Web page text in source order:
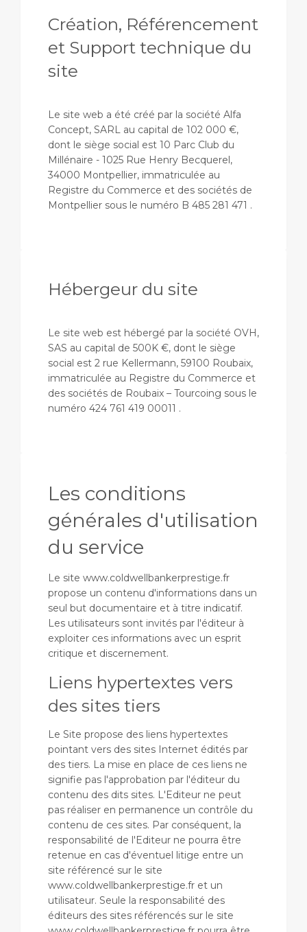
Création, Référencement
et Support technique du
site
Le site web a été créé par la société Alfa
Concept, SARL au capital de 102 000 €,
dont le siège social est 10 Parc Club du
Millénaire - 1025 Rue Henry Becquerel,
34000 Montpellier, immatriculée au
Registre du Commerce et des sociétés de
Montpellier sous le numéro B 485 281 471 .
Hébergeur du site
Le site web est hébergé par la société OVH,
SAS au capital de 500K €, dont le siège
social est 2 rue Kellermann, 59100 Roubaix,
immatriculée au Registre du Commerce et
des sociétés de Roubaix – Tourcoing sous le
numéro 424 761 419 00011 .
Les conditions
générales d'utilisation
du service
Le site www.coldwellbankerprestige.fr
propose un contenu d'informations dans un
seul but documentaire et à titre indicatif.
Les utilisateurs sont invités par l'éditeur à
exploiter ces informations avec un esprit
critique et discernement.
Liens hypertextes vers
des sites tiers
Le Site propose des liens hypertextes
pointant vers des sites Internet édités par
des tiers. La mise en place de ces liens ne
signifie pas l'approbation par l'éditeur du
contenu des dits sites. L'Editeur ne peut
pas réaliser en permanence un contrôle du
contenu de ces sites. Par conséquent, la
responsabilité de l'Editeur ne pourra être
retenue en cas d'éventuel litige entre un
site référencé sur le site
www.coldwellbankerprestige.fr et un
utilisateur. Seule la responsabilité des
éditeurs des sites référencés sur le site